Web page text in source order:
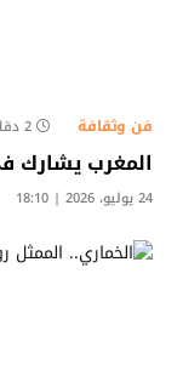
فن وثقافة 2 دقائق
المغرب يشارك في
24 يوليو، 2026 | 18:10